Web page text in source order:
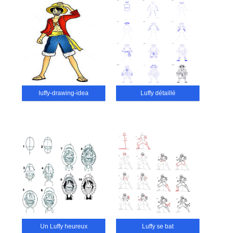
luffy-drawing-idea Luffy détaillé
Un Luffy heureux Luffy se bat